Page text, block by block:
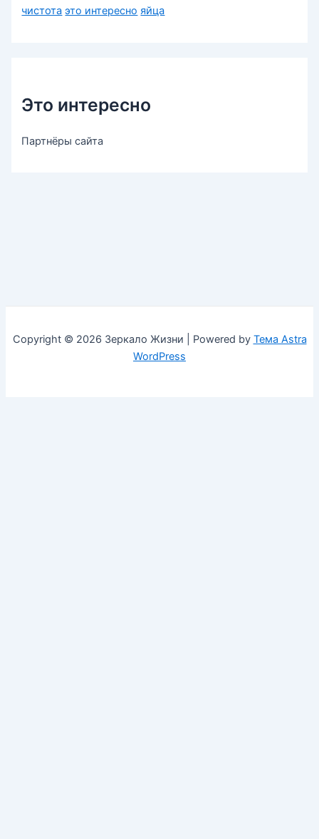
чистота это интересно яйца
Это интересно
Партнёры сайта
Copyright © 2026 Зеркало Жизни | Powered by Тема Astra
WordPress